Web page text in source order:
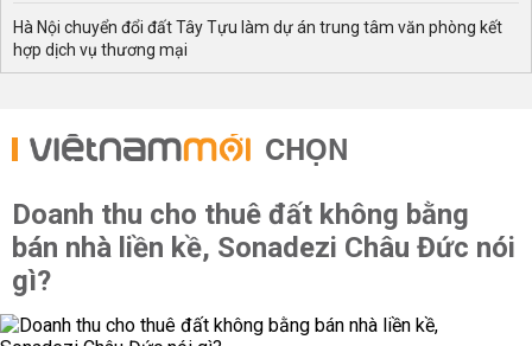
Hà Nội chuyển đổi đất Tây Tựu làm dự án trung tâm văn phòng kết
hợp dịch vụ thương mại
CHỌN
Doanh thu cho thuê đất không bằng
bán nhà liền kề, Sonadezi Châu Đức nói
gì?